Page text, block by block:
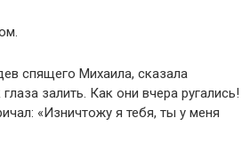
спящего Михаила, сказала
залить. Как они вчера ругались!
«Изничтожу я тебя, ты у меня